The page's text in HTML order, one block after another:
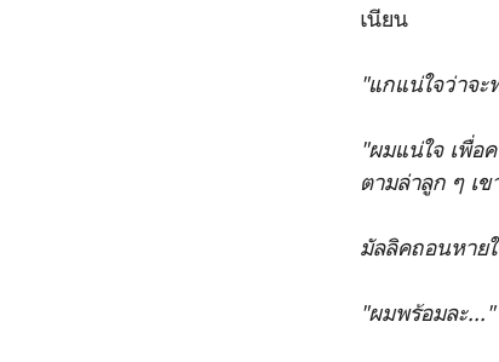
เนียน
"แกแน่ใจว่าจ
"ผมแน่ใจ เพื่อ
ตามล่าลูก ๆ เ
มัลลิคถอนหาย
"ผมพร้อมละ..."